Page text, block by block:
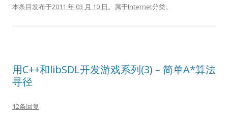
本条目发布于2011 年 03 月 10 日。属于Internet分类。
用C++和libSDL开发游戏系列(3) – 简单A*算法
寻径
12条回复